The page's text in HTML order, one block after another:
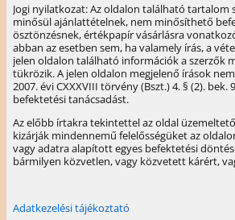
Jogi nyilatkozat: Az oldalon található tartalom
minősül ajánlattételnek, nem minősíthető
ösztönzésnek, értékpapír vásárlásra
abban az esetben sem, ha valamely írás, a
jelen oldalon található információk a szerzők
tükrözik. A jelen oldalon megjelenő írások
2007. évi CXXXVIII törvény (Bszt.) 4. § (2). bek.
befektetési tanácsadást.
Az előbb írtakra tekintettel az oldal
kizárják mindennemű felelősségüket az
vagy adatra alapított egyes befektetési
bármilyen közvetlen, vagy közvetett kárért,
Adatkezelési tájékoztató